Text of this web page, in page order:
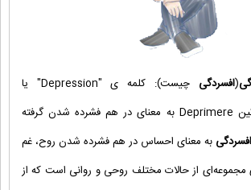
(افسردگی چیست): کلمه ی "Depression" یا
از عبارت لاتین Deprimere به معنای در هم فشرده شدن گرفته
افسردگی به معنای احساس در هم فشرده شدن روح، غم
از حالات مختلف روحی و روانی است که از